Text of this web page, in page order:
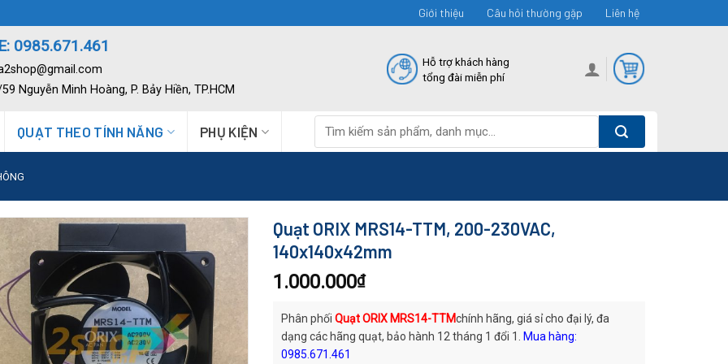
Giới thiệu Câu hỏi thường gặp Liên hệ
0985.671.461
Nguyễn Minh Hoàng, P. Bảy Hiền, TP.HCM
Hỗ trợ khách hàng
tổng đài miễn phí
QUẠT THEO TÍNH NĂNG PHỤ KIỆN
kiếm:
Quạt ORIX MRS14-TTM, 200-230VAC,
140x140x42mm
1.000.000₫
Phân phốiQuạt ORIX MRS14-TTMchính hãng, giá sỉ cho đại lý, đa
dạng các hãng quạt, bảo hành 12 tháng 1 đổi 1. Mua hàng:
0985.671.461